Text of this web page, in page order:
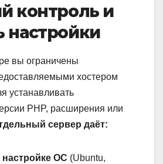
контроль и
настройки
вы ограничены
хостером
устанавливать
PHP, расширения или
сервер даёт:
ОС (Ubuntu,